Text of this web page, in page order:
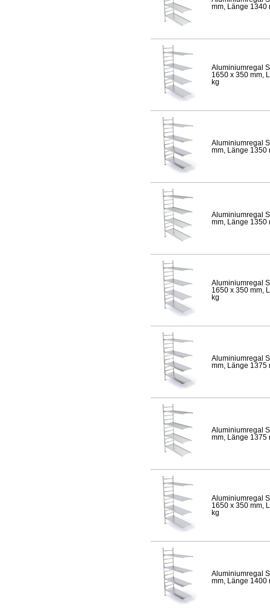
mm, Länge 1340
Aluminiumregal
1650 x 350 mm,
kg
Aluminiumregal
mm, Länge 1350
Aluminiumregal
mm, Länge 1350
Aluminiumregal
1650 x 350 mm,
kg
Aluminiumregal
mm, Länge 1375
Aluminiumregal
mm, Länge 1375
Aluminiumregal
1650 x 350 mm,
kg
Aluminiumregal
mm, Länge 1400